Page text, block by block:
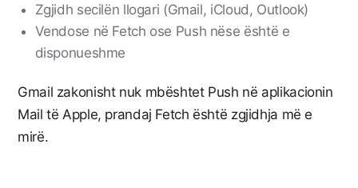
Zgjidh secilën llogari (Gmail, iCloud, Outlook)
Vendose në Fetch ose Push nëse është e
disponueshme
Gmail zakonisht nuk mbështet Push në aplikacionin
Mail të Apple, prandaj Fetch është zgjidhja më e
mirë.